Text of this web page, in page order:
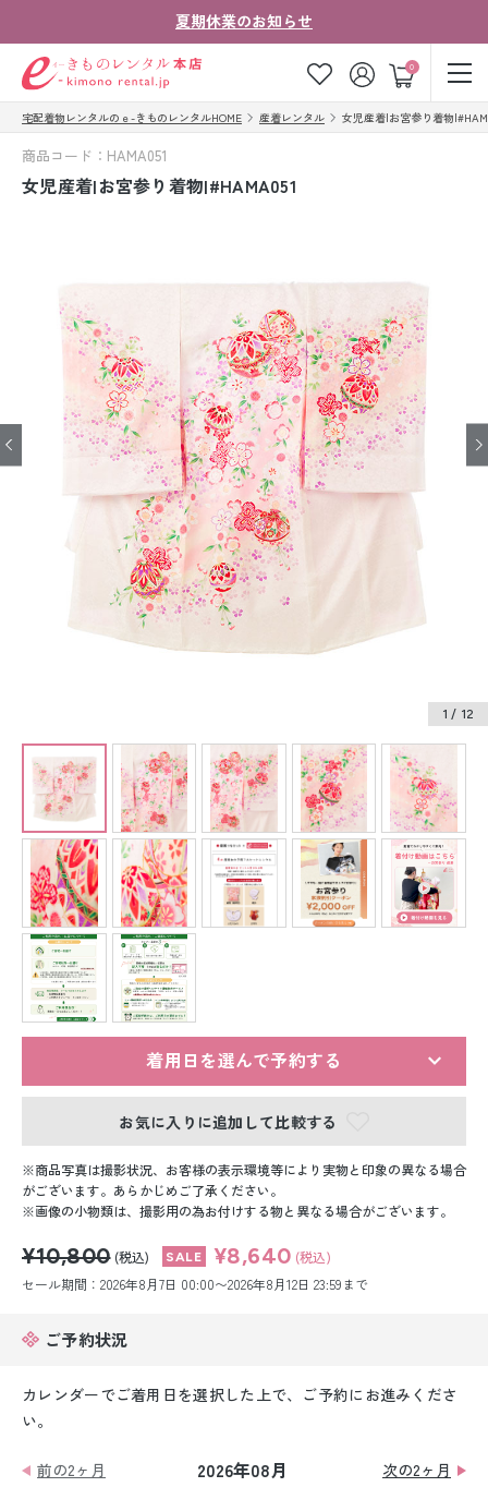
夏期休業のお知らせ
0
ゲスト
お気に入り ログイン カート
お問い合わせ
法人・グループの
お客様はこちら
着物の種類から探す
七五三レンタル
振袖レンタル
卒業式袴レンタル
産着レンタル
ジュニア着物レンタル
ジュニア洋装レンタル
ベビー洋装レンタル
紋付袴レンタル
留袖レンタル
スーツレンタル
色打掛&紋付袴レンタル
白無垢&紋付袴レンタル
小物販売品
宅配着物レンタルのｅ-きものレンタルHOME 産着レンタル 女児産着|お宮参り着物
商品コード：HAMA051
女児産着|お宮参り着物|#HAMA051
1 / 12
着用日を選んで予約する
お気に入りに追加して比較する
商品写真は撮影状況、お客様の表示環境等により実物と印象の異なる場合
がございます。あらかじめご了承ください。
画像の小物類は、撮影用の為お付けする物と異なる場合がございます。
¥10,800 (税込) ¥8,640 (税込)
セール期間：2026年8月7日 00:00〜2026年8月12日 23:59まで
ご予約状況
カレンダーでご着用日を選択した上で、ご予約にお進みくださ
い。
前の2ヶ月 2026年08月
次の2ヶ月